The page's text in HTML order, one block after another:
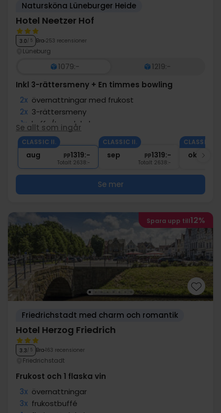
Natursköna Lüneburger Heide
Hotel Neetzer Hof
3.0/ 5 Bra 253 recensioner
Lüneburg
1079:-
1219:-
Inkl 3-rättersmeny + En timmes bowling
2x övernattningar med frukost
2x 3-rättersmeny
1x kaffe/te och kaka
1x En timmes bowling (Kegelbahn)
1x 1 välkomstdrink
Se allt som ingår
CLASSIC II.
aug pp1319:-
Totalt 2638:-
CLASSIC II.
sep pp1319:-
Totalt 2638:-
CLASSIC II.
okt
Se mer
Spara upp till12%
Friedrichstadt med charm och romantik
Hotel Herzog Friedrich
3.3/ 5 Bra 163 recensioner
Friedrichstadt
Frukost och 1 flaska vin
3x övernattningar
3x frukostbuffé